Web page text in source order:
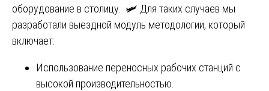
оборудование в столицу. 🛩️ Для таких случаев мы
разработали выездной модуль методологии, который
включает:
Использование переносных рабочих станций с
высокой производительностью.